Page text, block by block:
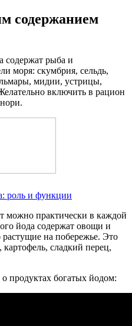
содержанием
содержат рыба и
моря: скумбрия, сельдь,
мидии, устрицы,
включить в рацион
роль и функции
можно практически в каждой
йода содержат овощи и
на побережье. Это
сладкий перец,
продуктах богатых йодом: